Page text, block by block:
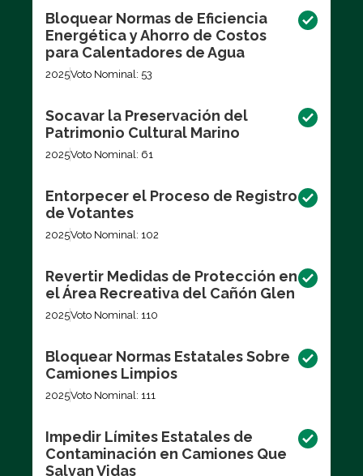
Bloquear Normas de Eficiencia
Energética y Ahorro de Costos
para Calentadores de Agua
2025Voto Nominal: 53
Socavar la Preservación del
Patrimonio Cultural Marino
2025Voto Nominal: 61
Entorpecer el Proceso de Registro
de Votantes
2025Voto Nominal: 102
Revertir Medidas de Protección en
el Área Recreativa del Cañón Glen
2025Voto Nominal: 110
Bloquear Normas Estatales Sobre
Camiones Limpios
2025Voto Nominal: 111
Impedir Límites Estatales de
Contaminación en Camiones Que
Salvan Vidas